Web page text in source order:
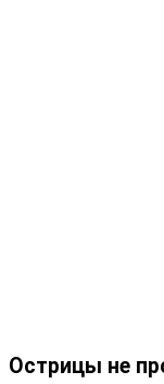
Острицы не